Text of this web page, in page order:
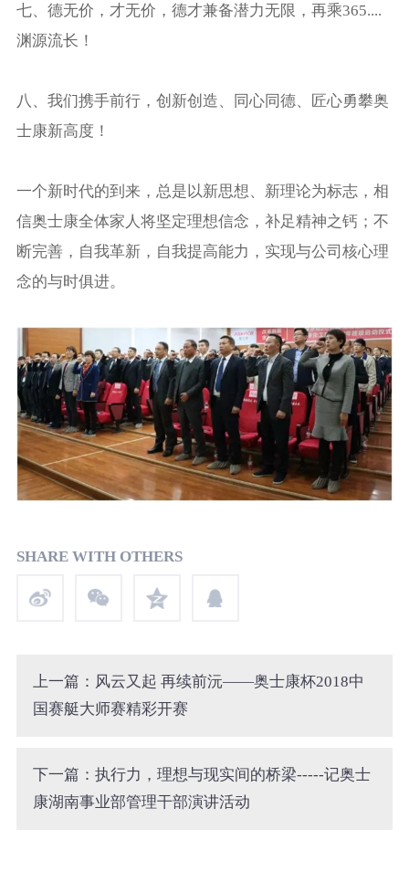
七、德无价，才无价，德才兼备潜力无限，再乘365....
渊源流长！
八、我们携手前行，创新创造、同心同德、匠心勇攀奥
士康新高度！
一个新时代的到来，总是以新思想、新理论为标志，相
信奥士康全体家人将坚定理想信念，补足精神之钙；不
断完善，自我革新，自我提高能力，实现与公司核心理
念的与时俱进。
SHARE WITH OTHERS
上一篇：风云又起 再续前沅——奥士康杯2018中
国赛艇大师赛精彩开赛
下一篇：执行力，理想与现实间的桥梁-----记奥士
康湖南事业部管理干部演讲活动